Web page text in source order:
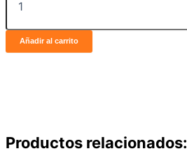
Añadir al carrito
Productos relacionados: